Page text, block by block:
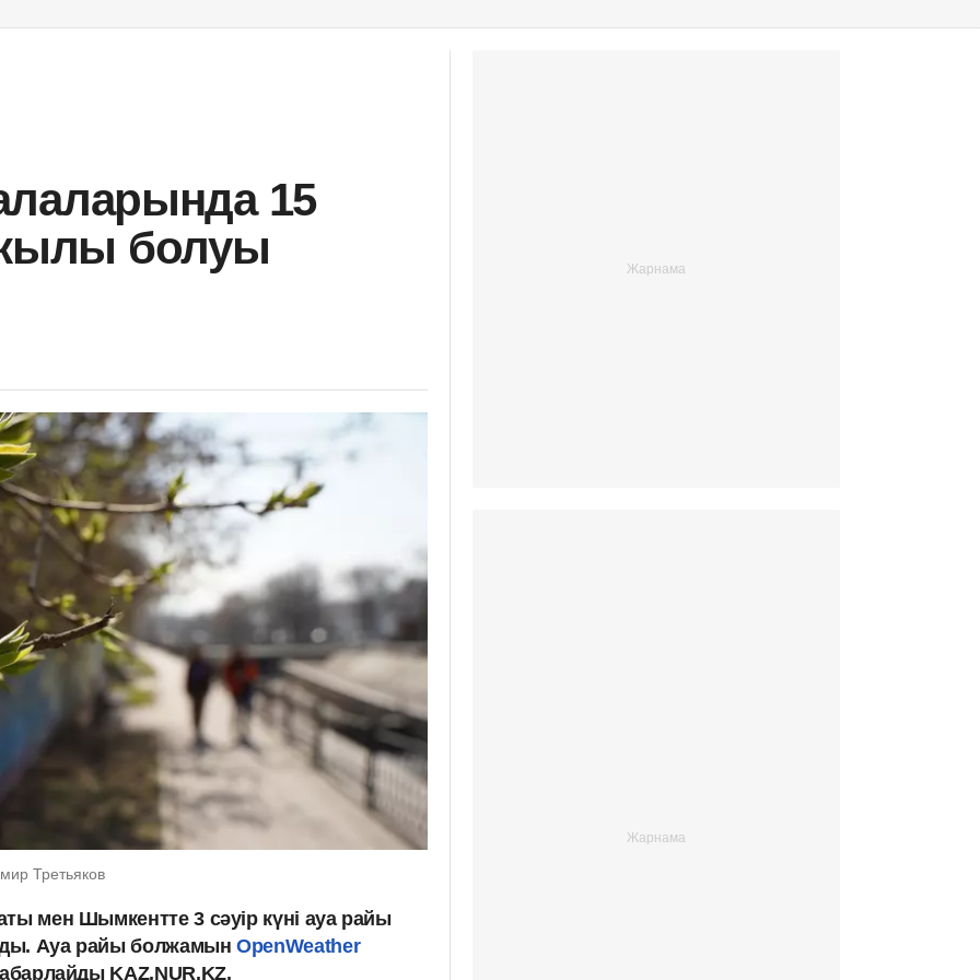
15
жылы болуы
Третьяков
мен Шымкентте 3 сәуір күні ауа райы
Ауа райы болжамынOpenWeather
KAZ.NUR.KZ.